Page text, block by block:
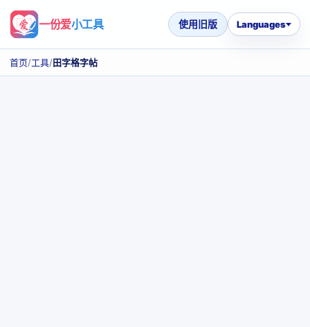
一份爱小工具 使用旧版 Languages
首页/工具/田字格字帖